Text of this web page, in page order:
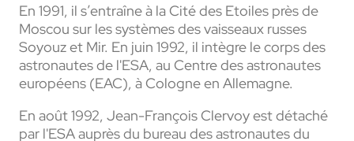
En 1991, il s’entraîne à la Cité des Etoiles près de
Moscou sur les systèmes des vaisseaux russes
Soyouz et Mir. En juin 1992, il intègre le corps des
astronautes de l'ESA, au Centre des astronautes
européens (EAC), à Cologne en Allemagne.
En août 1992, Jean-François Clervoy est détaché
par l'ESA auprès du bureau des astronautes du